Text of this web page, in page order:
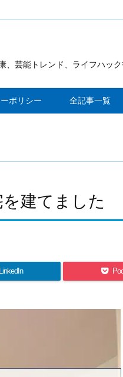
芸能トレンド、ライフハッ
ポリシー 全記事一覧
建てました
LinkedIn